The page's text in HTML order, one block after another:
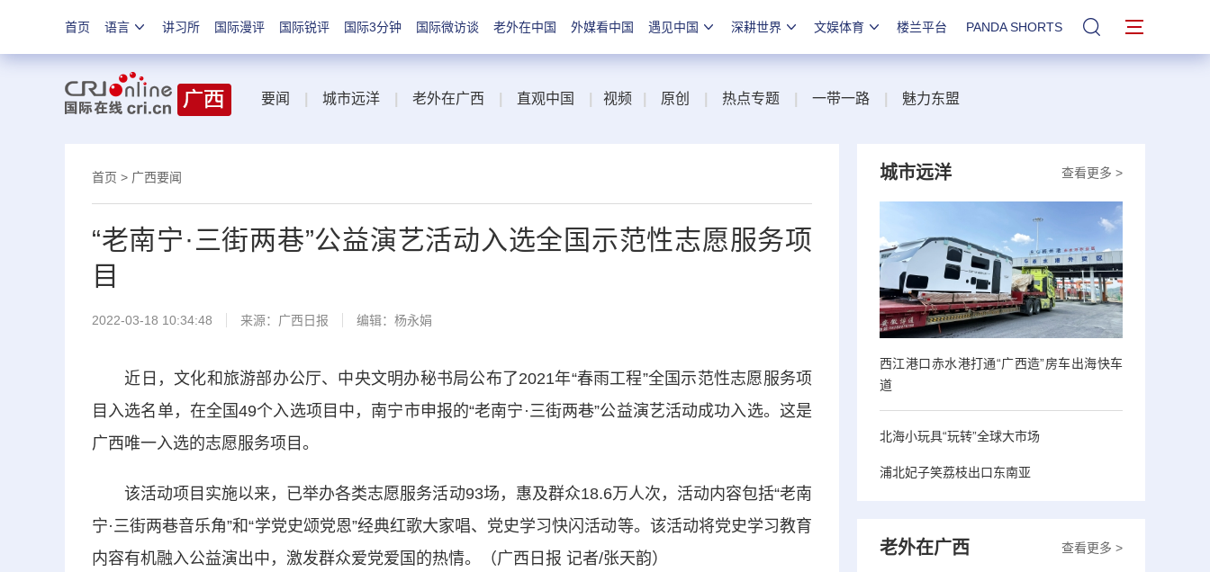
首页 语言 讲习所 国际漫评 国际锐评 国际3分钟 国际微访谈 老外在中国 外媒看中国 遇见中国 深耕世界 文娱体育 楼兰平台 PANDA SHORTS 站内搜索
要闻 城市远洋 老外在广西 直观中国 视频 原创 热点专题 一带一路 魅力东盟
首页 > 广西要闻
“老南宁·三街两巷”公益演艺活动入选全国示范性志愿服务项
目
2022-03-18 10:34:48 来源： 广西日报 编辑：杨永娟
近日，文化和旅游部办公厅、中央文明办秘书局公布了2021年“春雨工程”全国示范性志愿服务项
目入选名单，在全国49个入选项目中，南宁市申报的“老南宁·三街两巷”公益演艺活动成功入选。这是
广西唯一入选的志愿服务项目。
该活动项目实施以来，已举办各类志愿服务活动93场，惠及群众18.6万人次，活动内容包括“老南
宁·三街两巷音乐角”和“学党史颂党恩”经典红歌大家唱、党史学习快闪活动等。该活动将党史学习教育
内容有机融入公益演出中，激发群众爱党爱国的热情。（广西日报 记者/张天韵）
查看更多 >
城市远洋
西江港口赤水港打通“广西造”房车出海快车
道
北海小玩具“玩转”全球大市场
浦北妃子笑荔枝出口东南亚
查看更多 >
老外在广西